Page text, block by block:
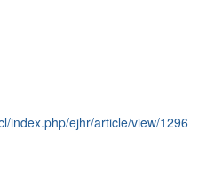
index.php/ejhr/article/view/1296